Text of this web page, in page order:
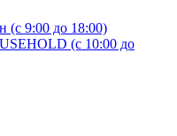
(с 9:00 до 18:00)
(с 10:00 до